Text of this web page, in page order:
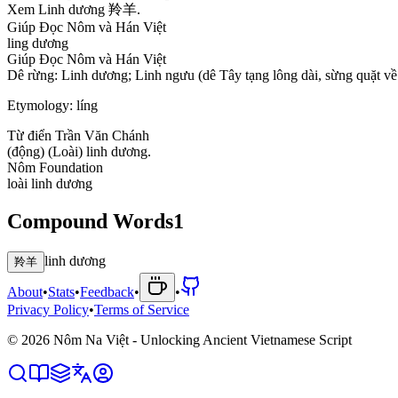
Xem Linh dương 羚羊.
Giúp Đọc Nôm và Hán Việt
ling dương
Giúp Đọc Nôm và Hán Việt
Dê rừng: Linh dương; Linh ngưu (dê Tây tạng lông dài, sừng quặt về
Etymology: líng
Từ điển Trần Văn Chánh
(động) (Loài) linh dương.
Nôm Foundation
loài linh dương
Compound Words1
羚羊 linh dương
About•Stats•Feedback•
•
Privacy Policy•Terms of Service
© 2026 Nôm Na Việt - Unlocking Ancient Vietnamese Script